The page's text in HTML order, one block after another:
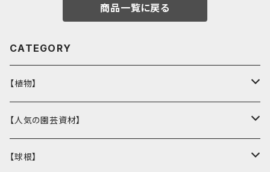
商品一覧に戻る
CATEGORY
【植物】
花壇苗
サトウ園芸オリジナル
季節の植物
【人気の園芸資材】
ここでしか買えない！オリジナル商品
【球根】